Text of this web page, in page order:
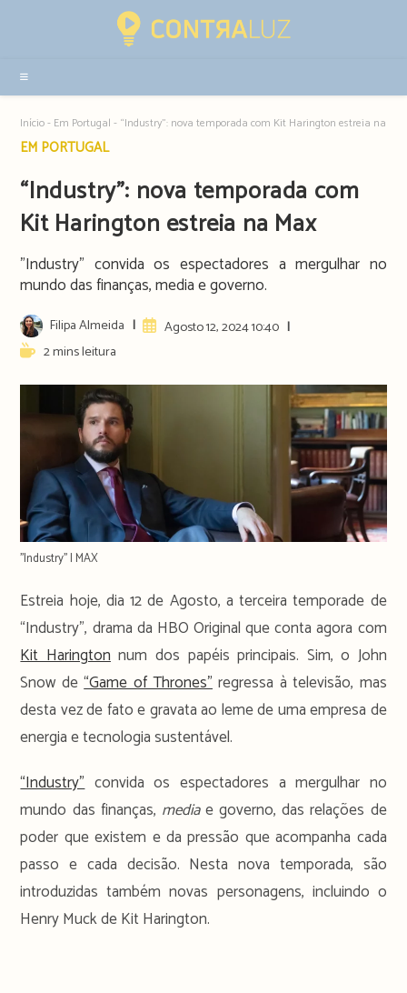
sidebar
Início- Em Portugal - “Industry”: nova temporada com Kit Harington estreia na
Post
EM PORTUGAL
“Industry”: nova temporada com
Kit Harington estreia na Max
"Industry" convida os espectadores a mergulhar no
mundo das finanças, media e governo.
Post
author:
Filipa Almeida
ArtigoAgosto 12, 2024 10:40
Reading2 mins leitura
''Industry'' | MAX
Estreia hoje, dia 12 de Agosto, a terceira temporade de
“Industry”, drama da HBO Original que conta agora com
Kit Haringtonnum dos papéis principais. Sim, o John
Snow de“Game of Thrones” regressa à televisão, mas
desta vez de fato e gravata ao leme de uma empresa de
energia e tecnologia sustentável.
“Industry”convida os espectadores a mergulhar no
mundo das finanças, mediae governo, das relações de
poder que existem e da pressão que acompanha cada
passo e cada decisão. Nesta nova temporada, são
introduzidas também novas personagens, incluindo o
Henry Muck de Kit Harington.